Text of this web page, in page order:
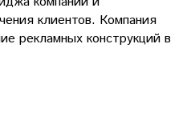
клиентов. Компания
рекламных конструкций в